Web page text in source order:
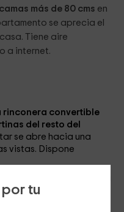
tu
más de 80 cms en
se aprecia el
Tiene aire
a internet.
rinconera convertible
del resto del
se abre hacia una
vistas. Dispone
para cubrir las